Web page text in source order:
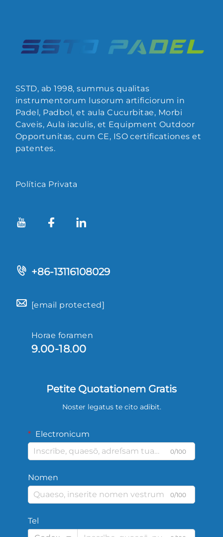
SSTD, ab 1998, summus qualitas
instrumentorum lusorum artificiorum in
Padel, Padbol, et aula Cucurbitae, Morbi
Caveis, Aula iaculis, et Equipment Outdoor
Opportunitas, cum CE, ISO certificationes et
patentes.
Política Privata
+86-13116108029
[email protected]
Horae foramen
9.00-18.00
Petite Quotationem Gratis
Noster legatus te cito adibit.
Electronicum
0/100
Nomen
0/100
Tel